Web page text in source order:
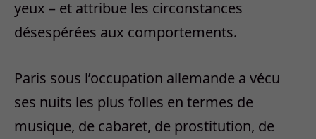
yeux – et attribue les circonstances
désespérées aux comportements.
Paris sous l’occupation allemande a vécu
ses nuits les plus folles en termes de
musique, de cabaret, de prostitution, de